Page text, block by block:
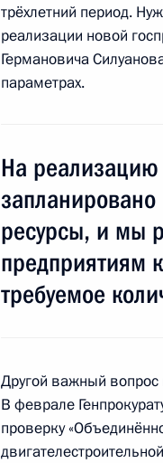
Совещание с
17 мая 2016 года, 17:30
Совещание с
13 мая 2016 года, 18:10
В Госдуму внесён
изменений в закон
Совещание о
трёхлетний период.
реализации новой
Германовича
параметрах.
На
запланировано
ресурсы, и мы
предприятиям
требуемое
Другой важный вопрос
В феврале
проверку